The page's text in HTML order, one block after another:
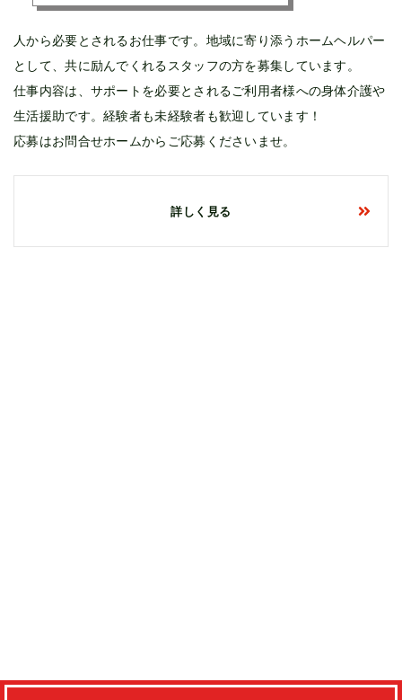
人から必要とされるお仕事です。地域に寄り添うホームヘルパー
として、共に励んでくれるスタッフの方を募集しています。
仕事内容は、サポートを必要とされるご利用者様への身体介護や
生活援助です。経験者も未経験者も歓迎しています！
応募はお問合せホームからご応募くださいませ。
詳しく見る